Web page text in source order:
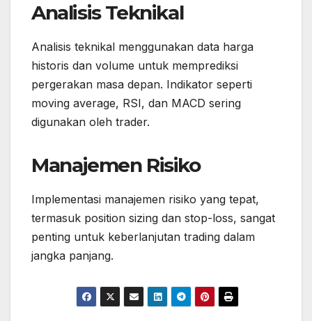
Analisis Teknikal
Analisis teknikal menggunakan data harga
historis dan volume untuk memprediksi
pergerakan masa depan. Indikator seperti
moving average, RSI, dan MACD sering
digunakan oleh trader.
Manajemen Risiko
Implementasi manajemen risiko yang tepat,
termasuk position sizing dan stop-loss, sangat
penting untuk keberlanjutan trading dalam
jangka panjang.